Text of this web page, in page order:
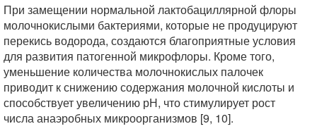
При замещении нормальной лактобациллярной флоры
молочнокислыми бактериями, которые не продуцируют
перекись водорода, создаются благоприятные условия
для развития патогенной микрофлоры. Кроме того,
уменьшение количества молочнокислых палочек
приводит к снижению содержания молочной кислоты и
способствует увеличению рН, что стимулирует рост
числа анаэробных микроорганизмов [9, 10].